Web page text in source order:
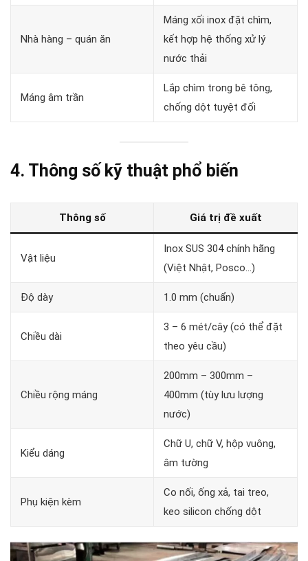
Nhà hàng – quán ăn
Máng xối inox đặt chìm,
kết hợp hệ thống xử lý
nước thải
Máng âm trần
Lắp chìm trong bê tông,
chống dột tuyệt đối
4. Thông số kỹ thuật phổ biến
Thông số Giá trị đề xuất
Vật liệu
Inox SUS 304 chính hãng
(Việt Nhật, Posco…)
Độ dày 1.0 mm (chuẩn)
Chiều dài
3 – 6 mét/cây (có thể đặt
theo yêu cầu)
Chiều rộng máng
200mm – 300mm –
400mm (tùy lưu lượng
nước)
Kiểu dáng
Chữ U, chữ V, hộp vuông,
âm tường
Phụ kiện kèm
Co nối, ống xả, tai treo,
keo silicon chống dột